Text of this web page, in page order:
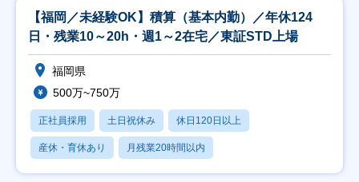
【福岡／未経験OK】積算（基本内勤）／年休124
日・残業10～20h・週1～2在宅／東証STD上場
福岡県
500万~750万
正社員採用 土日祝休み 休日120日以上
産休・育休あり 月残業20時間以内